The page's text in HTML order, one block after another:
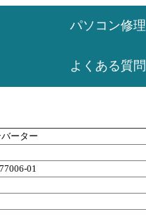
パソコン修理
よくある質問
ーター
01